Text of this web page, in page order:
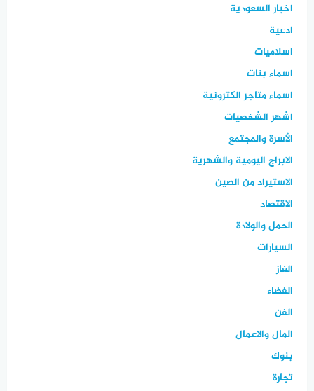
اخبار السعودية
ادعية
اسلاميات
اسماء بنات
اسماء متاجر الكترونية
اشهر الشخصيات
الأسرة والمجتمع
الابراج اليومية والشهرية
الاستيراد من الصين
الاقتصاد
الحمل والولادة
السيارات
الغاز
الفضاء
الفن
المال والاعمال
بنوك
تجارة